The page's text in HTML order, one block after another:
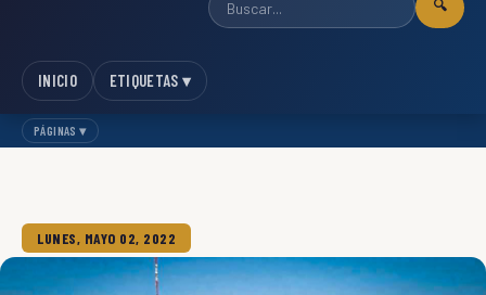
🔍
INICIO ETIQUETAS ▾
PÁGINAS ▾
LUNES, MAYO 02, 2022